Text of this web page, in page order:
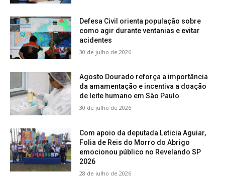
Defesa Civil orienta população sobre
como agir durante ventanias e evitar
acidentes
30 de julho de 2026
Agosto Dourado reforça a importância
da amamentação e incentiva a doação
de leite humano em São Paulo
30 de julho de 2026
Com apoio da deputada Leticia Aguiar,
Folia de Reis do Morro do Abrigo
emocionou público no Revelando SP
2026
28 de julho de 2026